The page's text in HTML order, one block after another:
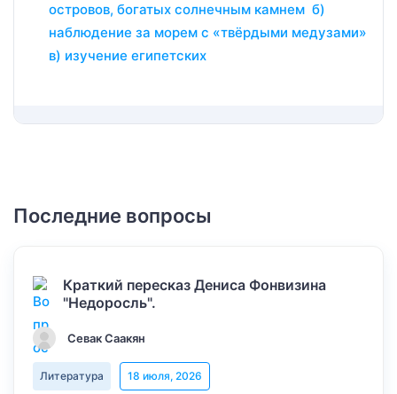
островов, богатых солнечным камнем б)
наблюдение за морем с «твёрдыми медузами»
в) изучение египетских
Последние вопросы
Краткий пересказ Дениса Фонвизина
"Недоросль".
Севак Саакян
Литература 18 июля, 2026